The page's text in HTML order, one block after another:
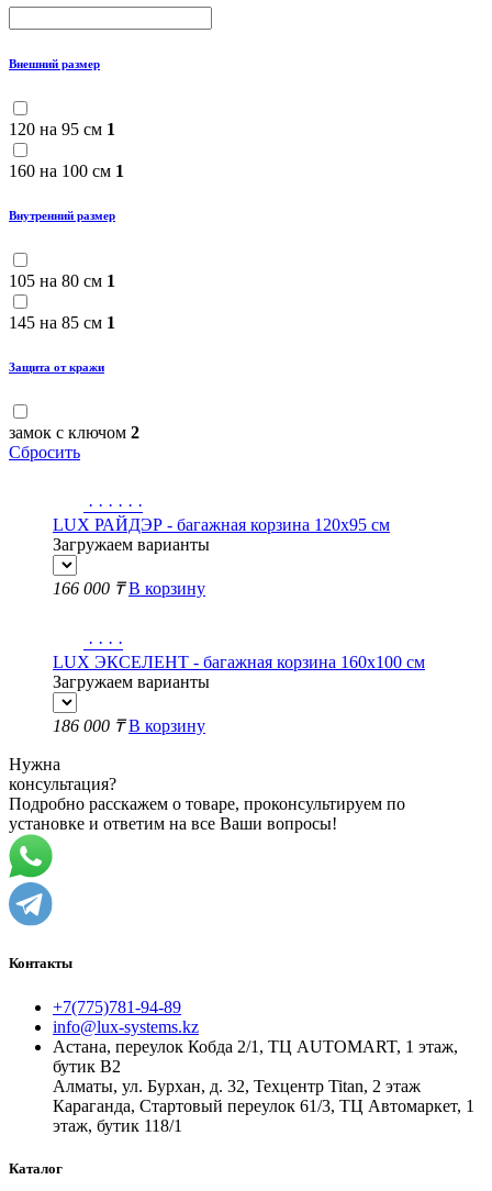
Внешний размер
120 на 95 см 1
160 на 100 см 1
Внутренний размер
105 на 80 см 1
145 на 85 см 1
Защита от кражи
замок с ключом 2
Сбросить
· · · · · ·
LUX РАЙДЭР - багажная корзина 120х95 см
Загружаем варианты
166 000 ₸ В корзину
· · · ·
LUX ЭКСЕЛЕНТ - багажная корзина 160х100 см
Загружаем варианты
186 000 ₸ В корзину
Нужна
консультация?
Подробно расскажем о товаре, проконсультируем по
установке и ответим на все Ваши вопросы!
Контакты
+7(775)781-94-89
info@lux-systems.kz
Астана, переулок Кобда 2/1, ТЦ AUTOMART, 1 этаж,
бутик B2
Алматы, ул. Бурхан, д. 32, Техцентр Titan, 2 этаж
Караганда, Стартовый переулок 61/3, ТЦ Автомаркет, 1
этаж, бутик 118/1
Каталог